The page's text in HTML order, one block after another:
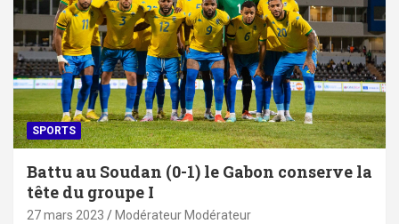
SPORTS
Battu au Soudan (0-1) le Gabon conserve la
tête du groupe I
27 mars 2023 Modérateur Modérateur